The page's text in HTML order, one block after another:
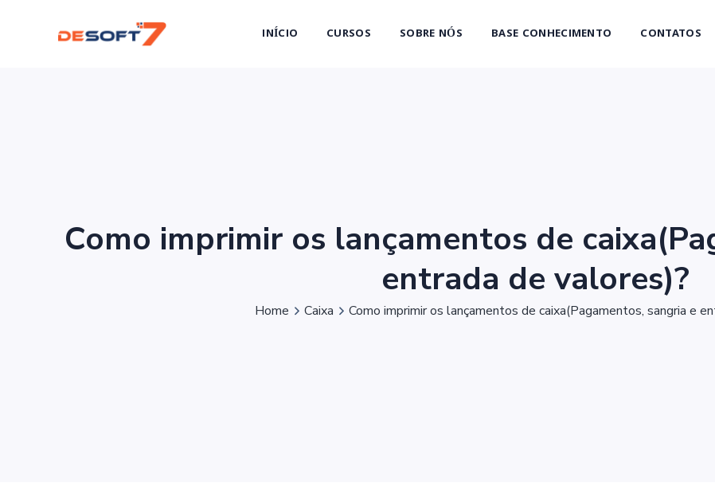
INÍCIO CURSOS SOBRE NÓS BASE CONHECIMENTO CONTATOS
Como imprimir os lançamentos de
entrada de valores)?
Home Caixa Como imprimir os lançamentos de caixa(Pagamentos, sangria e